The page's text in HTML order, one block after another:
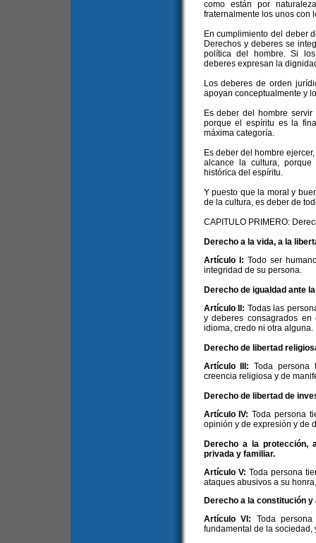
como están por
fraternalmente los unos con
En cumplimiento del deber
Derechos y deberes se
política del hombre. Si
deberes expresan la
Los deberes de orden
apoyan conceptualmente y
Es deber del hombre
porque el espíritu es la
máxima categoría.
Es deber del hombre
alcance la cultura,
histórica del espíritu.
Y puesto que la moral y
de la cultura, es deber de
CAPITULO PRIMERO:
Derecho a la vida, a la
Artículo I: Todo ser
integridad de su persona.
Derecho de igualdad ante
Artículo II: Todas las
y deberes consagrados
idioma, credo ni otra alguna.
Derecho de libertad
Artículo III:Toda persona
creencia religiosa y de
Derecho de libertad de
Artículo IV:Toda persona
opinión y de expresión y de
Derecho a la protección,
privada y familiar.
Artículo V: Toda persona
ataques abusivos a su
Derecho a la constitución
Artículo VI: Toda
fundamental de la sociedad,